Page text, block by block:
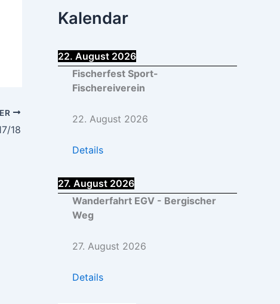
18
n
n
h
Kalendar
22. August 2026
Fischerfest Sport-
Fischereiverein
22. August 2026
Details
27. August 2026
Wanderfahrt EGV - Bergischer
Weg
27. August 2026
Details